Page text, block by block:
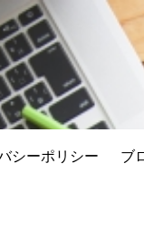
シーポリシー ブ